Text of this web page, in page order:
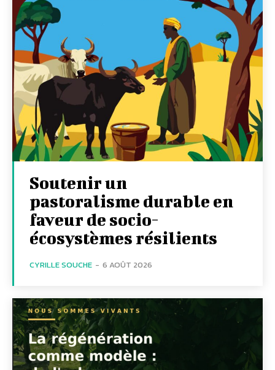
Soutenir un
pastoralisme durable en
faveur de socio-
écosystèmes résilients
CYRILLE SOUCHE - 6 AOÛT 2026